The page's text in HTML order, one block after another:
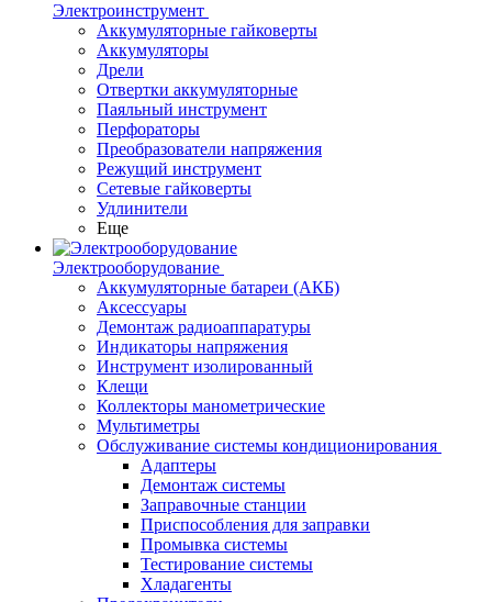
Электроинструмент
Аккумуляторные гайковерты
Аккумуляторы
Дрели
Отвертки аккумуляторные
Паяльный инструмент
Перфораторы
Преобразователи напряжения
Режущий инструмент
Сетевые гайковерты
Удлинители
Еще
Электрооборудование
Аккумуляторные батареи (АКБ)
Аксессуары
Демонтаж радиоаппаратуры
Индикаторы напряжения
Инструмент изолированный
Клещи
Коллекторы манометрические
Мультиметры
Обслуживание системы кондиционирования
Адаптеры
Демонтаж системы
Заправочные станции
Приспособления для заправки
Промывка системы
Тестирование системы
Хладагенты